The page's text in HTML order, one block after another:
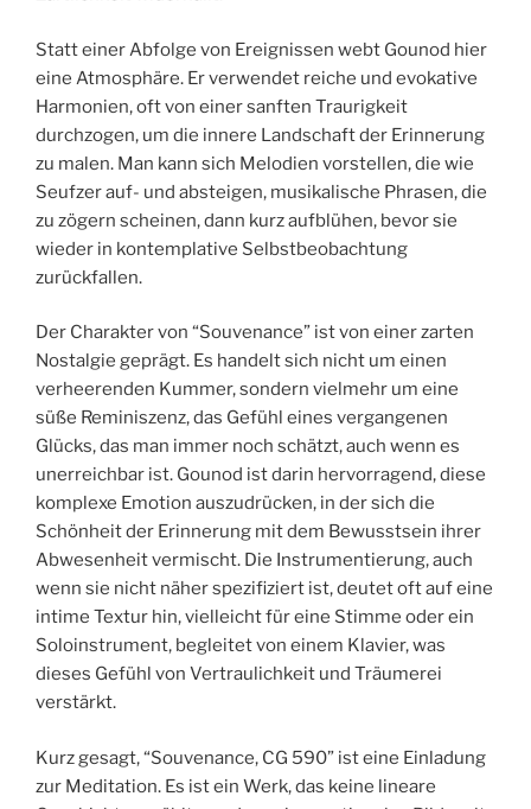
Statt einer Abfolge von Ereignissen webt Gounod hier
eine Atmosphäre. Er verwendet reiche und evokative
Harmonien, oft von einer sanften Traurigkeit
durchzogen, um die innere Landschaft der Erinnerung
zu malen. Man kann sich Melodien vorstellen, die wie
Seufzer auf- und absteigen, musikalische Phrasen, die
zu zögern scheinen, dann kurz aufblühen, bevor sie
wieder in kontemplative Selbstbeobachtung
zurückfallen.
Der Charakter von “Souvenance” ist von einer zarten
Nostalgie geprägt. Es handelt sich nicht um einen
verheerenden Kummer, sondern vielmehr um eine
süße Reminiszenz, das Gefühl eines vergangenen
Glücks, das man immer noch schätzt, auch wenn es
unerreichbar ist. Gounod ist darin hervorragend, diese
komplexe Emotion auszudrücken, in der sich die
Schönheit der Erinnerung mit dem Bewusstsein ihrer
Abwesenheit vermischt. Die Instrumentierung, auch
wenn sie nicht näher spezifiziert ist, deutet oft auf eine
intime Textur hin, vielleicht für eine Stimme oder ein
Soloinstrument, begleitet von einem Klavier, was
dieses Gefühl von Vertraulichkeit und Träumerei
verstärkt.
Kurz gesagt, “Souvenance, CG 590” ist eine Einladung
zur Meditation. Es ist ein Werk, das keine lineare